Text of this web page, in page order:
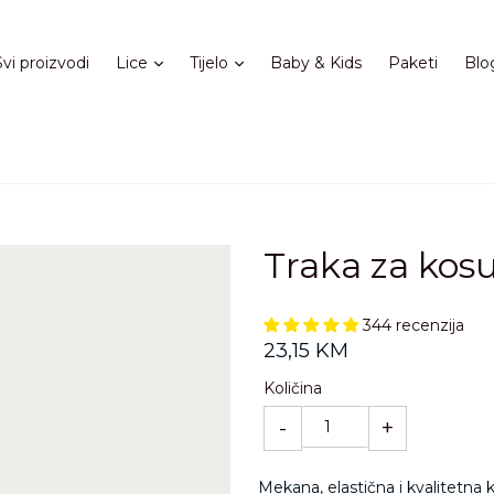
proizvodi Lice ProširiTijelo ProširiBaby & Kids Paketi
Traka za
344 recenzija
Standardna
cijena
23,15 KM
Količina
- +
Mekana, elastična i kvalitetna